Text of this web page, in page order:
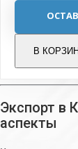
В
Экспорт в
аспекты